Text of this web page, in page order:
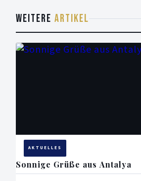
WEITERE ARTIKEL
AKTUELLES
Sonnige Grüße aus Antalya